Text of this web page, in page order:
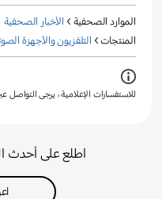
الموارد الصحفية > الأخبار الصحفية
المنتجات > التلفزيون والأجهزة
للاستفسارات الإعلامية ، يرجى التواصل
اطلع على